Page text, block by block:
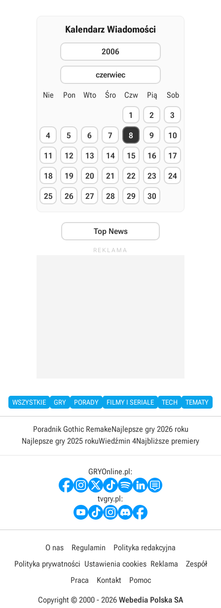
Kalendarz Wiadomości
2006
czerwiec
Nie Pon Wto Śro Czw Pią Sob
1 2 3
4 5 6 7 8 9 10
11 12 13 14 15 16 17
18 19 20 21 22 23 24
25 26 27 28 29 30
Top News
WSZYSTKIE GRY PORADY FILMY I SERIALE TECH TEMATY
Poradnik Gothic RemakeNajlepsze gry 2026 roku
Najlepsze gry 2025 rokuWiedźmin 4Najbliższe premiery
GRYOnline.pl:
tvgry.pl:
O nas Regulamin
Polityka redakcyjna
Polityka prywatności Ustawienia cookies Reklama
Zespół
Praca
Kontakt Pomoc
Copyright © 2000 - 2026 Webedia Polska SA